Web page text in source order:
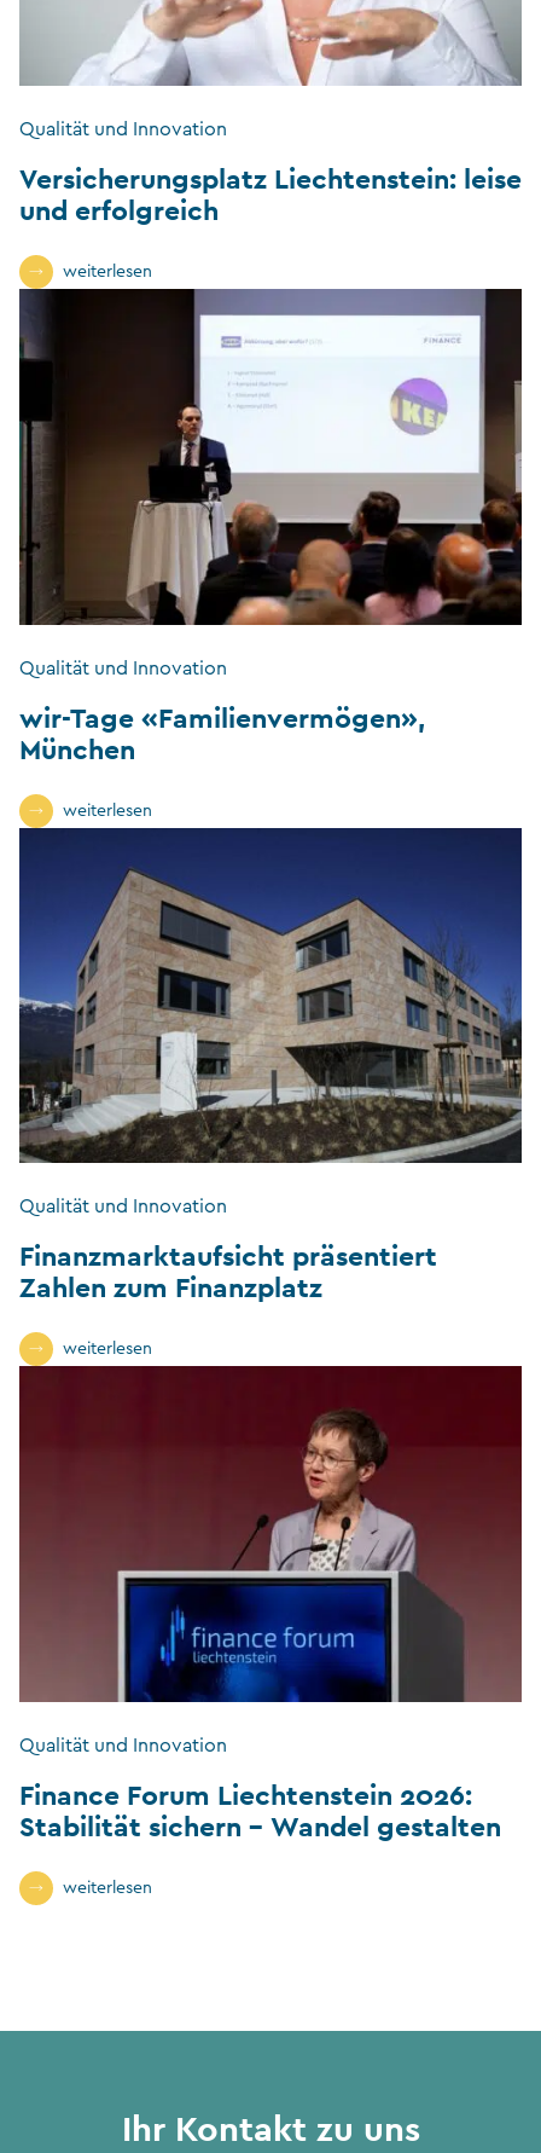
Qualität und Innovation
Versicherungsplatz Liechtenstein: leise
und erfolgreich
weiterlesen
Qualität und Innovation
wir-Tage «Familienvermögen»,
München
weiterlesen
Qualität und Innovation
Finanzmarktaufsicht präsentiert
Zahlen zum Finanzplatz
weiterlesen
Qualität und Innovation
Finance Forum Liechtenstein 2026:
Stabilität sichern – Wandel gestalten
weiterlesen
Ihr Kontakt zu uns